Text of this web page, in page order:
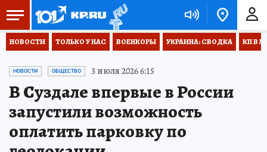
НОВОСТИ ТОЛЬКО У НАС ВОЕНКОРЫ УКРАИНА: СВОДКА КП В
НОВОСТИ ОБЩЕСТВО 3 июля 2026 6:15
В Суздале впервые в России
запустили возможность
оплатить парковку по